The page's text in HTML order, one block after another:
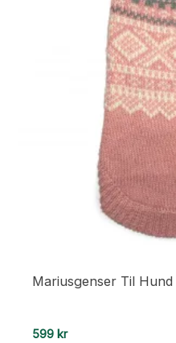
Mariusgenser Til
599 kr